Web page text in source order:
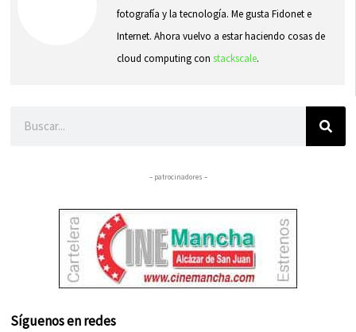
fotografía y la tecnología. Me gusta Fidonet e
Internet. Ahora vuelvo a estar haciendo cosas de
cloud computing con stackscale.
– patrocinadores –
Síguenos en redes